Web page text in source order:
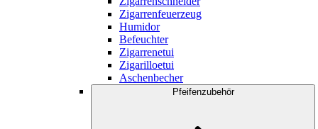
Zigarrenfeuerzeug
Humidor
Befeuchter
Zigarrenetui
Zigarilloetui
Aschenbecher
Pfeifenzubehör